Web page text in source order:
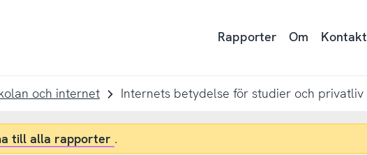
Rapporter Om Kontakt
och internet Internets betydelse för studier och privatliv
till alla rapporter .